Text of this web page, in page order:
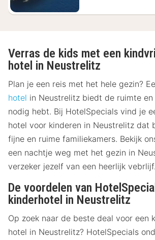
Verras de kids met een
hotel in Neustrelitz
Plan je een reis met het hele gezin?
hotel in Neustrelitz biedt de ruimte
nodig hebt. Bij HotelSpecials vind je
hotel voor kinderen in Neustrelitz dat
fijne en ruime familiekamers. Bekijk
een nachtje weg met het gezin in
verzeker jezelf van een heerlijk vebrlijf.
De voordelen van
kinderhotel in Neustrelitz
Op zoek naar de beste deal voor een
hotel in Neustrelitz? HotelSpecials